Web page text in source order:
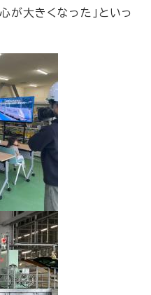
が大きくなった」といっ